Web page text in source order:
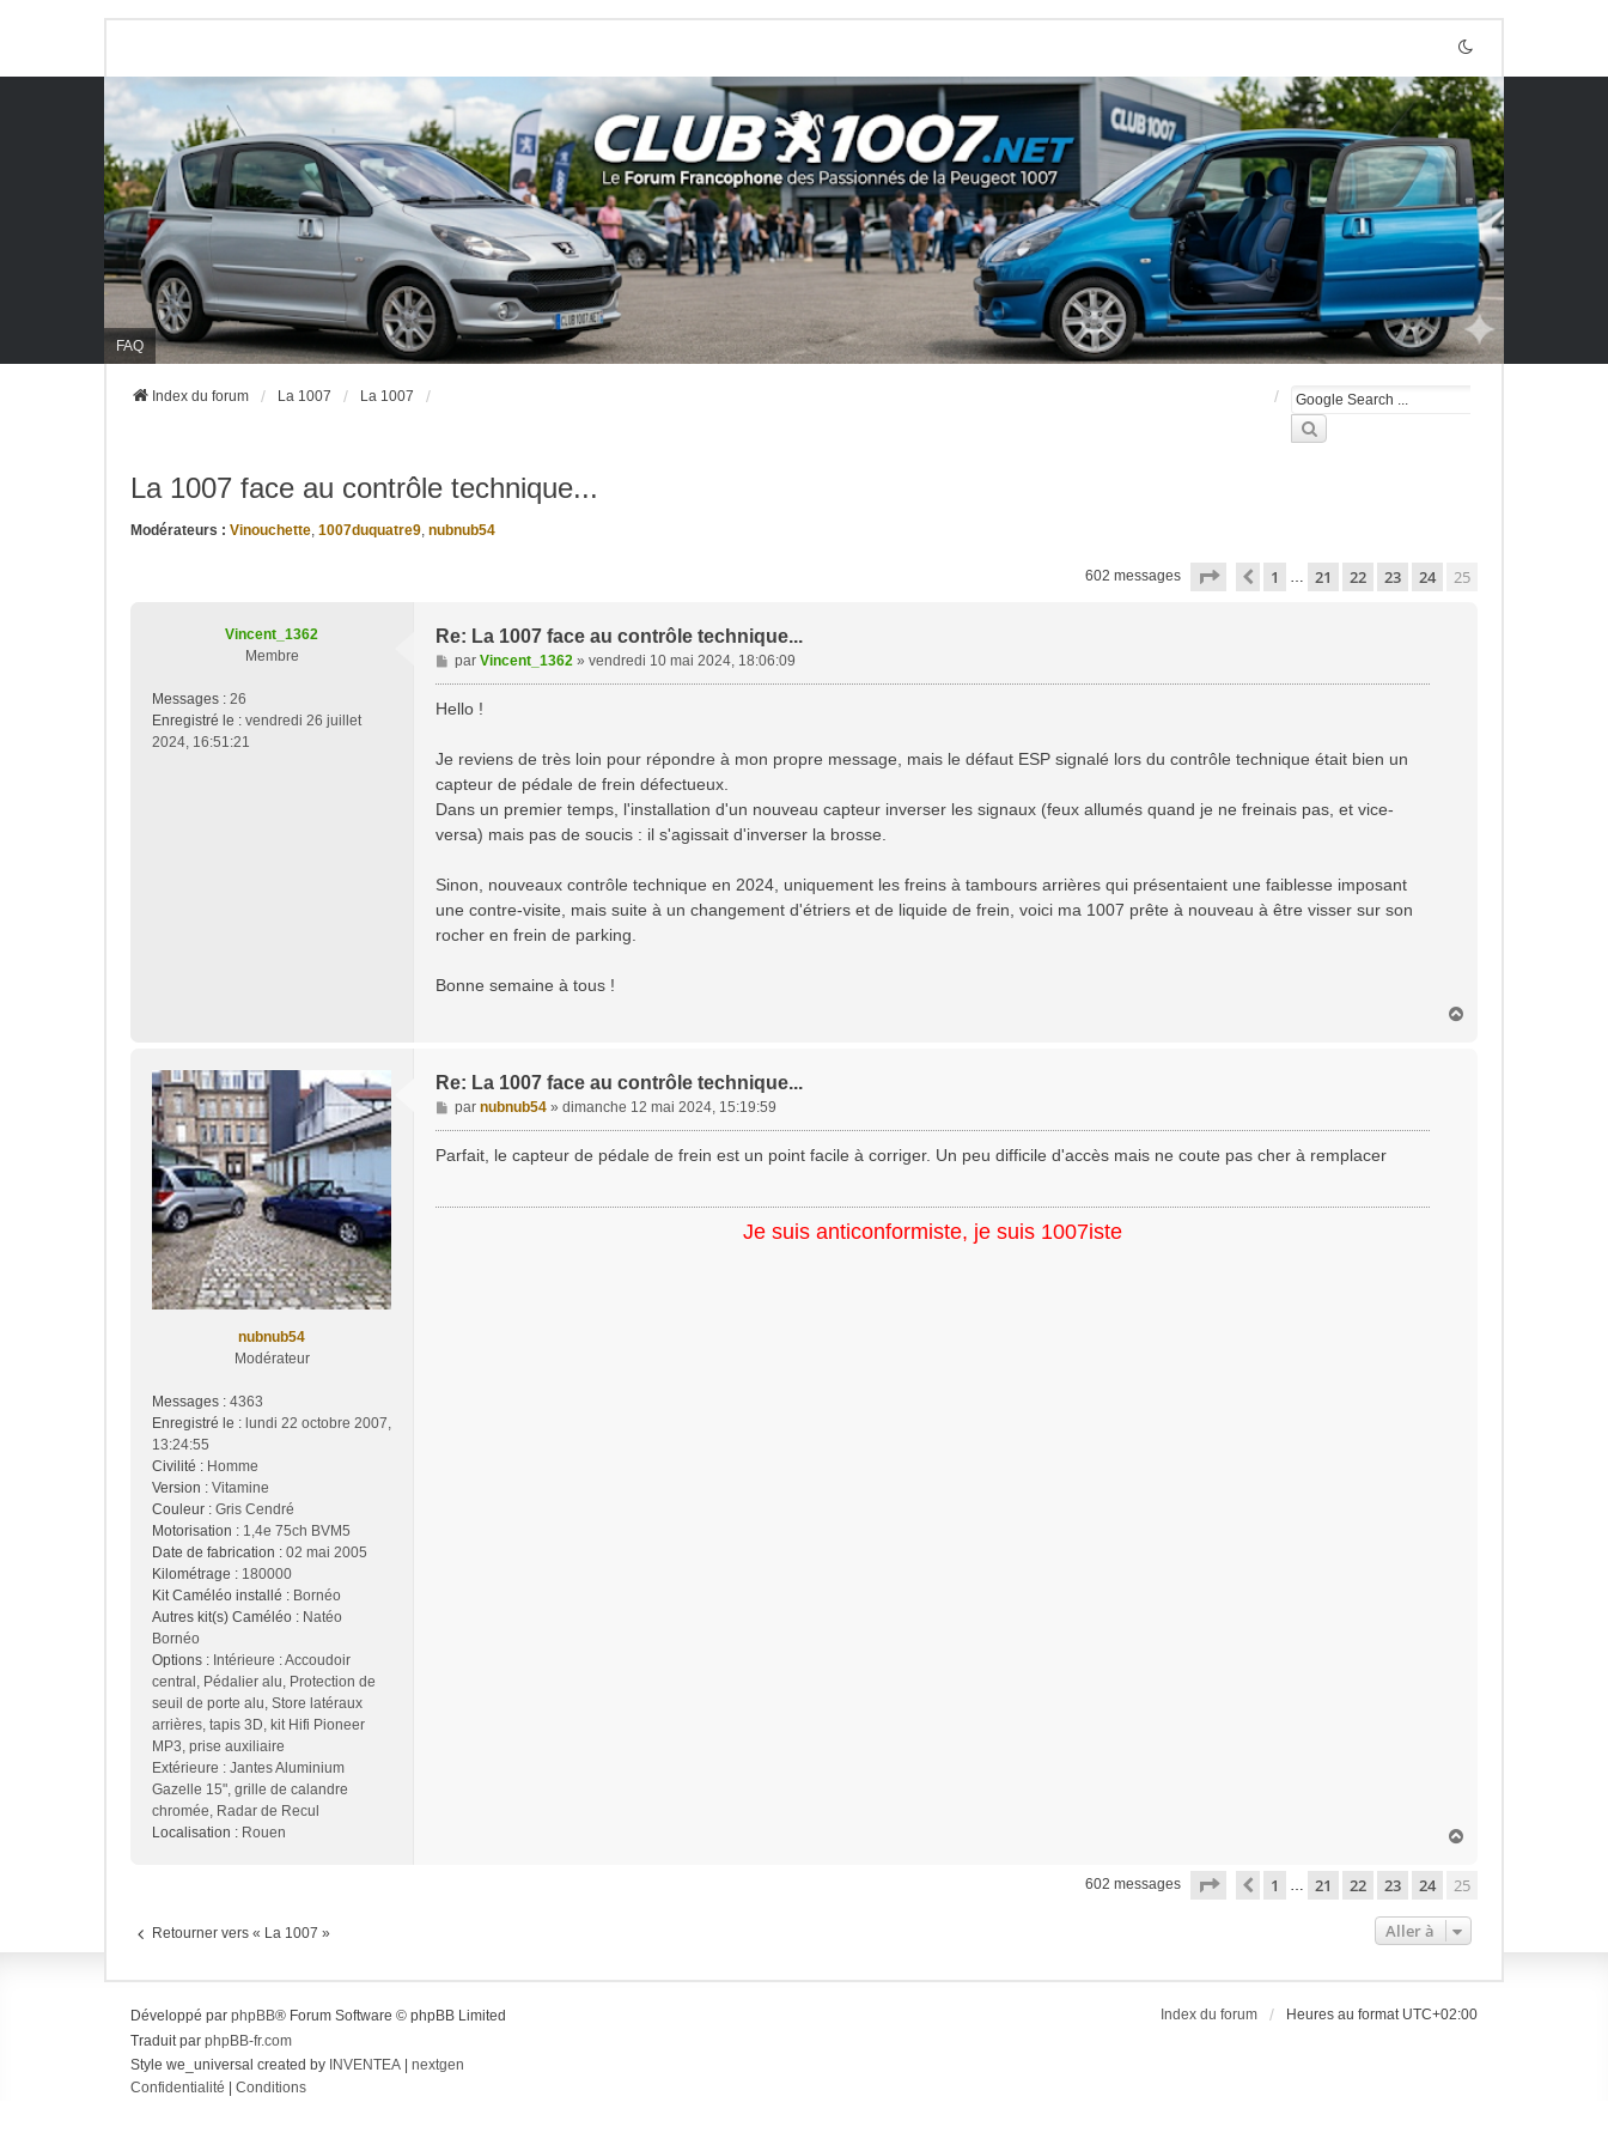
FAQ
Index du forum La 1007 La 1007
La 1007 face au contrôle technique...
Modérateurs : Vinouchette, 1007duquatre9, nubnub54
602 messages Page 25 sur 25
Précédente
1 … 21 22 23 24 25
Vincent_1362
Membre
Messages : 26
Enregistré le : vendredi 26 juillet
2024, 16:51:21
Re: La 1007 face au contrôle technique...
M
e
s
g
e
par Vincent_1362» vendredi 10 mai 2024, 18:06:09
Hello !
Je reviens de très loin pour répondre à mon propre message, mais le défaut ESP signalé lors du contrôle technique était bien un
capteur de pédale de frein défectueux.
Dans un premier temps, l'installation d'un nouveau capteur inverser les signaux (feux allumés quand je ne freinais pas, et vice-
versa) mais pas de soucis : il s'agissait d'inverser la brosse.
Sinon, nouveaux contrôle technique en 2024, uniquement les freins à tambours arrières qui présentaient une faiblesse imposant
une contre-visite, mais suite à un changement d'étriers et de liquide de frein, voici ma 1007 prête à nouveau à être visser sur son
rocher en frein de parking.
Bonne semaine à tous !
nubnub54
Modérateur
Messages : 4363
Enregistré le : lundi 22 octobre 2007,
13:24:55
Civilité : Homme
Version : Vitamine
Couleur : Gris Cendré
Motorisation : 1,4e 75ch BVM5
Date de fabrication : 02 mai 2005
Kilométrage : 180000
Kit Caméléo installé : Bornéo
Autres kit(s) Caméléo : Natéo
Bornéo
Options : Intérieure : Accoudoir
central, Pédalier alu, Protection de
seuil de porte alu, Store latéraux
arrières, tapis 3D, kit Hifi Pioneer
MP3, prise auxiliaire
Extérieure : Jantes Aluminium
Gazelle 15", grille de calandre
chromée, Radar de Recul
Localisation : Rouen
Re: La 1007 face au contrôle technique...
M
e
s
par nubnub54» dimanche 12 mai 2024, 15:19:59
Parfait, le capteur de pédale de frein est un point facile à corriger. Un peu difficile d'accès mais ne coute pas cher à remplacer
Je suis anticonformiste, je suis 1007iste
t
602 messages Page 25 sur 25
Précédente
1 … 21 22 23 24 25
Retourner vers « La 1007 » Aller à
Index du forum Heures au format UTC+02:00
Développé par phpBB® Forum Software © phpBB Limited
Traduit par phpBB-fr.com
Style we_universal created by INVENTEA
nextgen
Confidentialité
Conditions